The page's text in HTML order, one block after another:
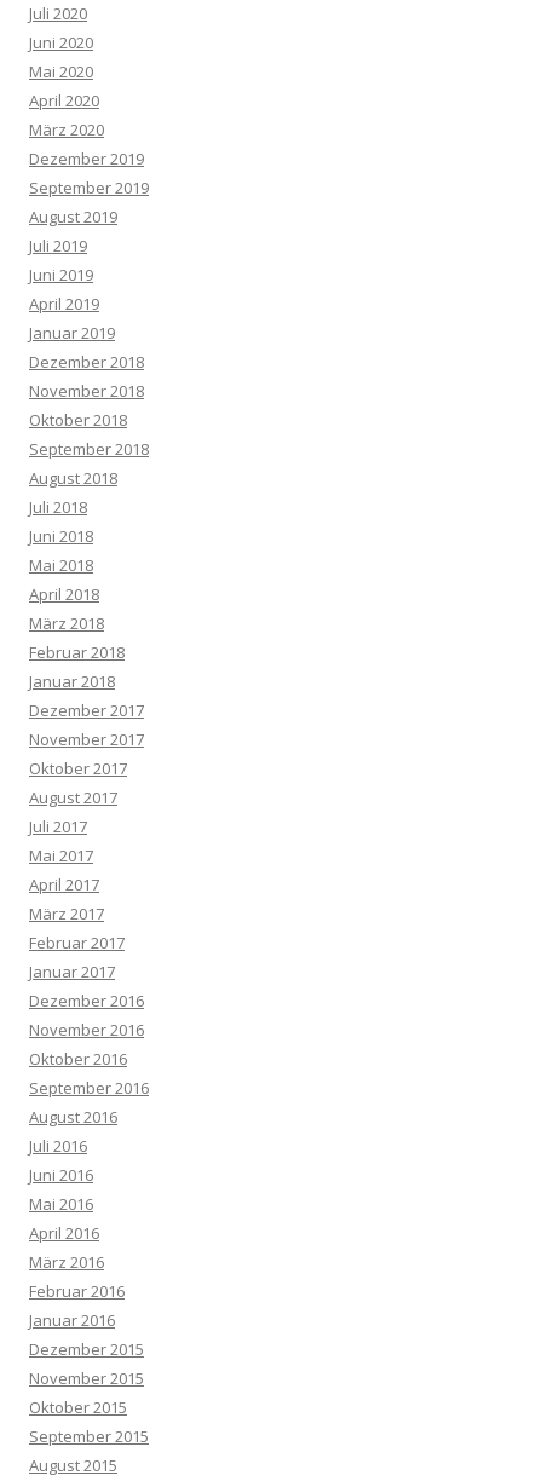
Juli 2020
Juni 2020
Mai 2020
April 2020
März 2020
Dezember 2019
September 2019
August 2019
Juli 2019
Juni 2019
April 2019
Januar 2019
Dezember 2018
November 2018
Oktober 2018
September 2018
August 2018
Juli 2018
Juni 2018
Mai 2018
April 2018
März 2018
Februar 2018
Januar 2018
Dezember 2017
November 2017
Oktober 2017
August 2017
Juli 2017
Mai 2017
April 2017
März 2017
Februar 2017
Januar 2017
Dezember 2016
November 2016
Oktober 2016
September 2016
August 2016
Juli 2016
Juni 2016
Mai 2016
April 2016
März 2016
Februar 2016
Januar 2016
Dezember 2015
November 2015
Oktober 2015
September 2015
August 2015